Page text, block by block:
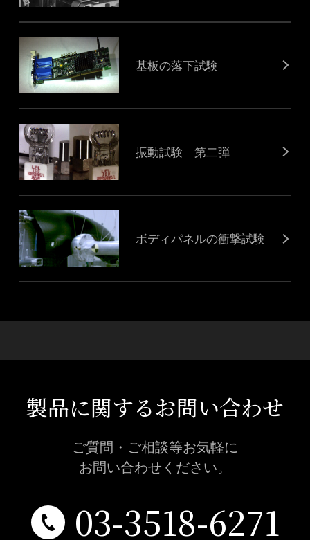
基板の落下試験
振動試験 第二弾
ボディパネルの衝撃試験
製品に関するお問い合わせ
ご質問・ご相談等お気軽に
お問い合わせください。
03-3518-6271